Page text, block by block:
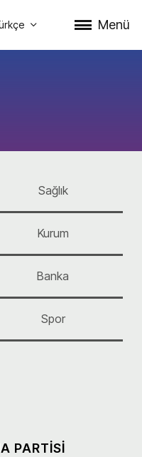
Menü
Sağlık
Kurum
Banka
Spor
PARTİSİ